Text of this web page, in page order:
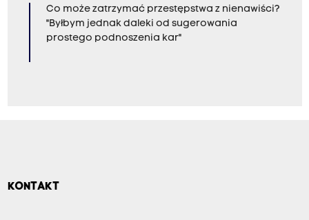
Co może zatrzymać przestępstwa z nienawiści?
"Byłbym jednak daleki od sugerowania
prostego podnoszenia kar"
KONTAKT